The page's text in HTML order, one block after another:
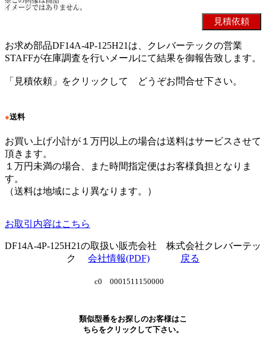
お求め部品DF14A-4P-125H21は、クレバーテックの営業
STAFFが在庫調査を行いメールにて結果を御報告致します。
「見積依頼」をクリックして どうぞお問合せ下さい。
●送料
お買い上げ小計が１万円以上の場合は送料はサービスさせて
頂きます。
１万円未満の場合、また時間指定便はお客様負担となりま
す。
（送料は地域により異なります。）
お取引内容はこちら
DF14A-4P-125H21の取扱い販売会社 株式会社クレバーテッ
ク 会社情報(PDF) 戻る
c0 0001511150000
類似型番をお探しのお客様はこ
ちらをクリックして下さい。